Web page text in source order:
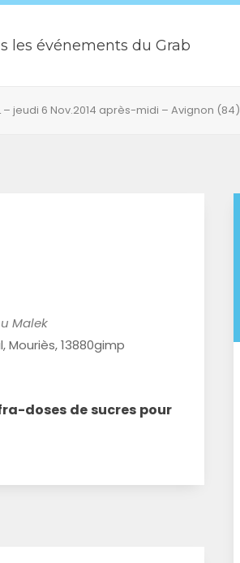
les événements du Grab
jeudi 6 Nov.2014 après-midi – Avignon (84)
Malek
Mouriès, 13880gimp
doses de sucres pour